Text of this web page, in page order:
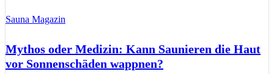
Sauna Magazin
Mythos oder Medizin: Kann Saunieren die Haut
vor Sonnenschäden wappnen?